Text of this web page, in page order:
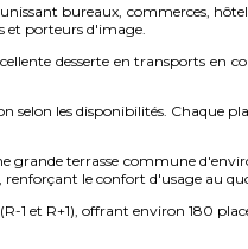
bureaux, commerces,
et porteurs d'image.
desserte en transports
les disponibilités. Chaque
grande terrasse commune
le confort d'usage au
1 et R+1), offrant environ 180